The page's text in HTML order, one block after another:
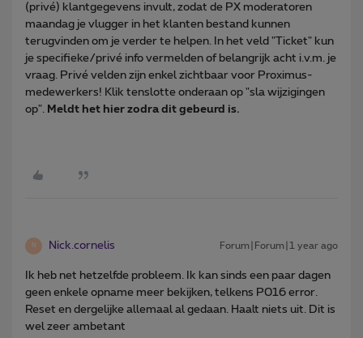
(privé) klantgegevens invult, zodat de PX moderatoren
maandag je vlugger in het klanten bestand kunnen
terugvinden om je verder te helpen. In het veld "Ticket" kun
je specifieke/privé info vermelden of belangrijk acht i.v.m. je
vraag. Privé velden zijn enkel zichtbaar voor Proximus-
medewerkers! Klik tenslotte onderaan op "sla wijzigingen
op".
Meldt het hier zodra dit gebeurd is.
N Nick.cornelis Forum|Forum|1 year ago
Ik heb net hetzelfde probleem. Ik kan sinds een paar dagen
geen enkele opname meer bekijken, telkens P016 error.
Reset en dergelijke allemaal al gedaan. Haalt niets uit. Dit is
wel zeer ambetant